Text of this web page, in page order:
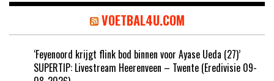
VOETBAL4U.COM
‘Feyenoord krijgt flink bod binnen voor Ayase Ueda (27)’
SUPERTIP: Livestream Heerenveen – Twente (Eredivisie 09-